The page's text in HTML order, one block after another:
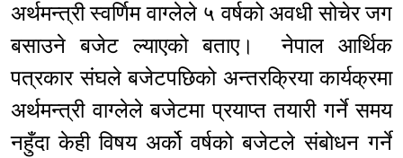
अर्थमन्त्री स्वर्णिम वाग्लेले ५ वर्षको अवधी सोचेर जग
बसाउने बजेट ल्याएको बताए। नेपाल आर्थिक
पत्रकार संघले बजेटपछिको अन्तरक्रिया कार्यक्रमा
अर्थमन्त्री वाग्लेले बजेटमा प्रयाप्त तयारी गर्ने समय
नहुँदा केही विषय अर्को वर्षको बजेटले संबोधन गर्ने